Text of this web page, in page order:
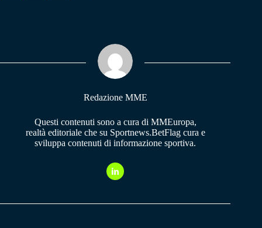
pp m
Redazione MME
Questi contenuti sono a cura di MMEuropa,
realtà editoriale che su Sportnews.BetFlag cura e
sviluppa contenuti di informazione sportiva.